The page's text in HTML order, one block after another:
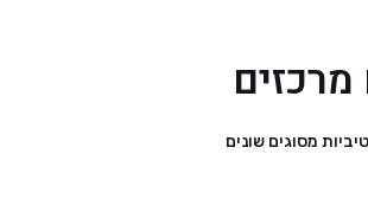
מרכזים
מסוגים שונים